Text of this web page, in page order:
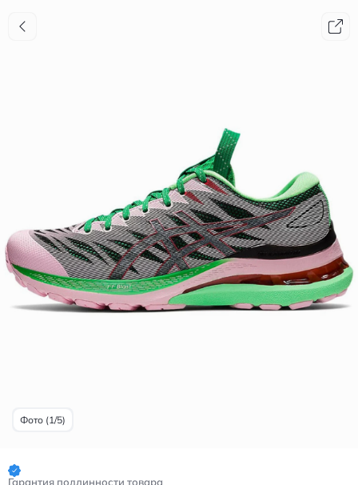
Фото (1/5)
Гарантия подлинности товара